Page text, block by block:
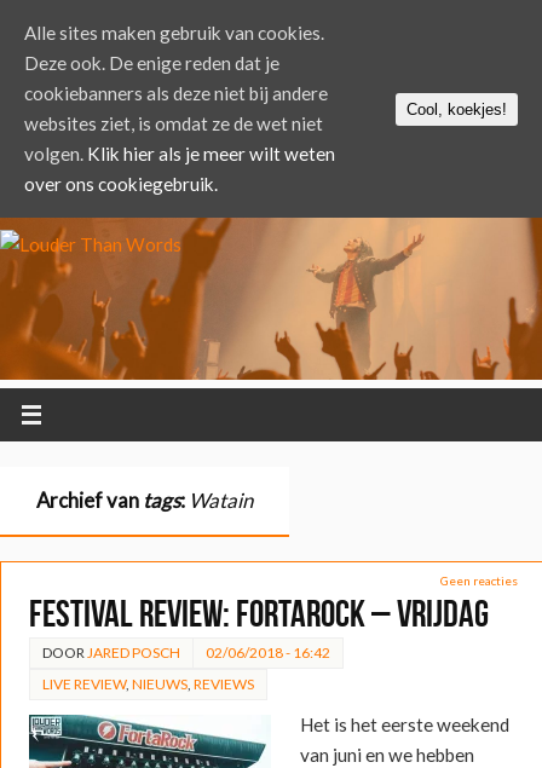
Archief van tags: Watain
Geen reacties
FESTIVAL REVIEW: FortaRock – Vrijdag
DOOR JARED POSCH
02/06/2018 - 16:42
LIVE REVIEW, NIEUWS, REVIEWS
Het is het eerste weekend
van juni en we hebben
Alle sites maken gebruik van cookies.
Deze ook. De enige reden dat je
cookiebanners als deze niet bij andere
websites ziet, is omdat ze de wet niet
volgen. Klik hier als je meer wilt weten
over ons cookiegebruik.
Cool, koekjes!